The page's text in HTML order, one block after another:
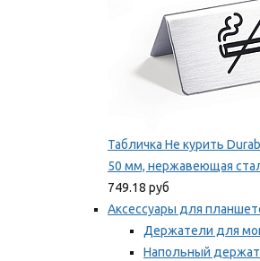
Табличка Не курить
50 мм, нержавеющая
749.18 руб
Аксессуары для
Держатели для
Напольный